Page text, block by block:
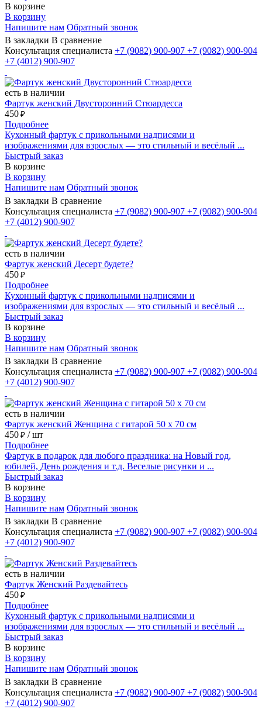
В корзине
В корзину
Напишите нам Обратный звонок
В закладки В сравнение
Консультация специалиста +7 (9082) 900-907 +7 (9082) 900-904
+7 (4012) 900-907
есть в наличии
Фартук женский Двусторонний Стюардесса
450 ₽
Подробнее
Кухонный фартук с прикольными надписями и
изображениями для взрослых — это стильный и весёлый ...
Быстрый заказ
В корзине
В корзину
Напишите нам Обратный звонок
В закладки В сравнение
Консультация специалиста +7 (9082) 900-907 +7 (9082) 900-904
+7 (4012) 900-907
есть в наличии
Фартук женский Десерт будете?
450 ₽
Подробнее
Кухонный фартук с прикольными надписями и
изображениями для взрослых — это стильный и весёлый ...
Быстрый заказ
В корзине
В корзину
Напишите нам Обратный звонок
В закладки В сравнение
Консультация специалиста +7 (9082) 900-907 +7 (9082) 900-904
+7 (4012) 900-907
есть в наличии
Фартук женский Женщина с гитарой 50 х 70 см
450 ₽ / шт
Подробнее
Фартук в подарок для любого праздника: на Новый год,
юбилей, День рождения и т.д. Веселые рисунки и ...
Быстрый заказ
В корзине
В корзину
Напишите нам Обратный звонок
В закладки В сравнение
Консультация специалиста +7 (9082) 900-907 +7 (9082) 900-904
+7 (4012) 900-907
есть в наличии
Фартук Женский Раздевайтесь
450 ₽
Подробнее
Кухонный фартук с прикольными надписями и
изображениями для взрослых — это стильный и весёлый ...
Быстрый заказ
В корзине
В корзину
Напишите нам Обратный звонок
В закладки В сравнение
Консультация специалиста +7 (9082) 900-907 +7 (9082) 900-904
+7 (4012) 900-907